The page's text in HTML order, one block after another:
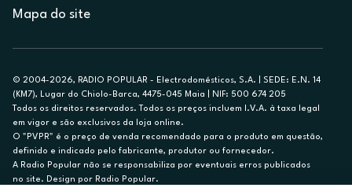
Mapa do site
© 2004-2026, RADIO POPULAR - Electrodomésticos, S.A. | SEDE: E.N. 14
(KM7), Lugar do Chiolo-Barca, 4475-045 Maia | NIF: 500 674 205
Todos os direitos reservados. Todos os preços incluem I.V.A. à taxa legal
em vigor e são exclusivos da loja online.
O "PVPR" é o preço de venda recomendado para o produto em questão,
definido e indicado pelo fabricante, produtor ou fornecedor.
A Radio Popular não se responsabiliza por eventuais erros publicados
no site. Design por Radio Popular.